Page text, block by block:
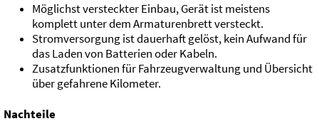
Möglichst versteckter Einbau, Gerät ist meistens
komplett unter dem Armaturenbrett versteckt.
Stromversorgung ist dauerhaft gelöst, kein Aufwand für
das Laden von Batterien oder Kabeln.
Zusatzfunktionen für Fahrzeugverwaltung und Übersicht
über gefahrene Kilometer.
Nachteile